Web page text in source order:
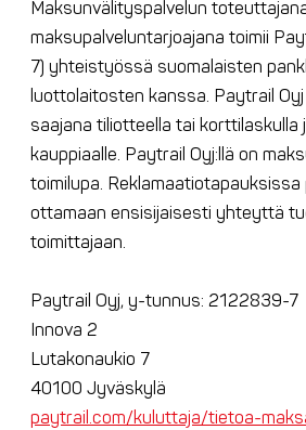
Maksunvälityspalvelun
maksupalveluntarjoajana toimii
7) yhteistyössä suomalaisten
luottolaitosten kanssa. Paytrail
saajana tiliotteella tai korttilaskulla
kauppiaalle. Paytrail Oyj:llä on
toimilupa. Reklamaatiotapauksissa
ottamaan ensisijaisesti yhteyttä
toimittajaan.
Paytrail Oyj, y-tunnus: 2122839-7
Innova 2
Lutakonaukio 7
40100 Jyväskylä
paytrail.com/kuluttaja/tietoa-